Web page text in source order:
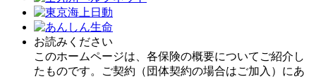
お読みください
このホームページは、各保険の概要についてご紹介し
たものです。ご契約（団体契約の場合はご加入）にあ